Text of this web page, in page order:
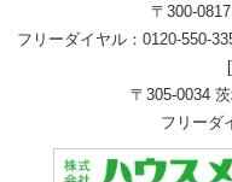
〒300-
フリーダイヤル： 0120-550-
〒305-0034
フリーダ